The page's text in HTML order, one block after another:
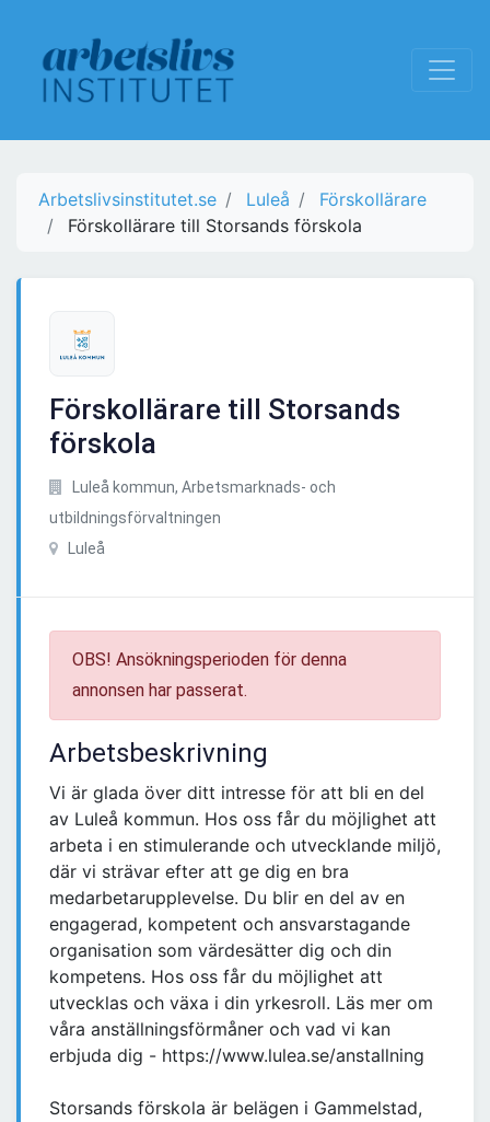
Arbetslivsinstitutet.se Luleå
Förskollärare
Förskollärare till Storsands förskola
Förskollärare till Storsands
förskola
Luleå kommun, Arbetsmarknads- och
utbildningsförvaltningen
Luleå
OBS! Ansökningsperioden för denna
annonsen har passerat.
Arbetsbeskrivning
Vi är glada över ditt intresse för att bli en del
av Luleå kommun. Hos oss får du möjlighet att
arbeta i en stimulerande och utvecklande miljö,
där vi strävar efter att ge dig en bra
medarbetarupplevelse. Du blir en del av en
engagerad, kompetent och ansvarstagande
organisation som värdesätter dig och din
kompetens. Hos oss får du möjlighet att
utvecklas och växa i din yrkesroll. Läs mer om
våra anställningsförmåner och vad vi kan
erbjuda dig - https://www.lulea.se/anstallning
Storsands förskola är belägen i Gammelstad,